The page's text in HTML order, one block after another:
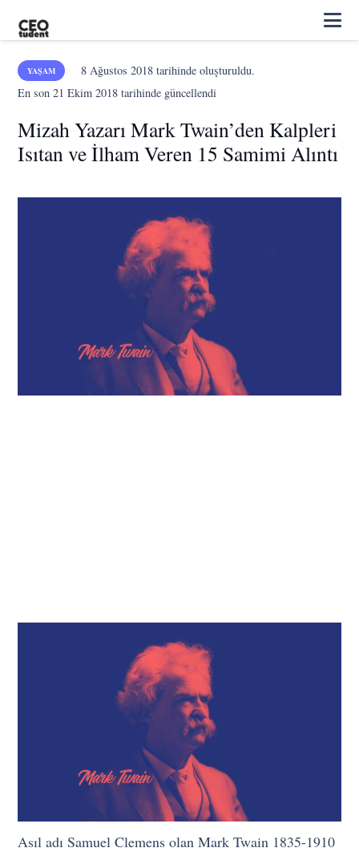
YAŞAM 8 Ağustos 2018tarihinde oluşturuldu.
En son21 Ekim 2018 tarihinde güncellendi
Mizah Yazarı Mark Twain’den Kalpleri
Isıtan ve İlham Veren 15 Samimi Alıntı
Asıl adı Samuel Clemens olan Mark Twain 1835-1910